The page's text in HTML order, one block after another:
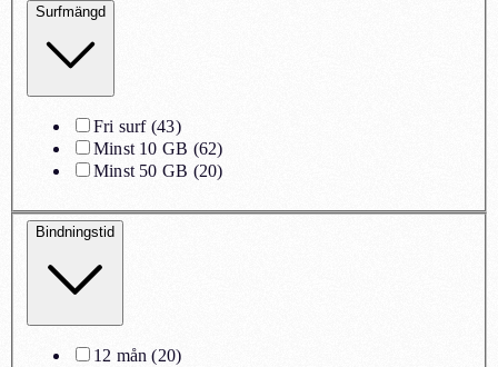
Surfmängd
Fri surf (43)
Minst 10 GB (62)
Minst 50 GB (20)
Bindningstid
12 mån (20)